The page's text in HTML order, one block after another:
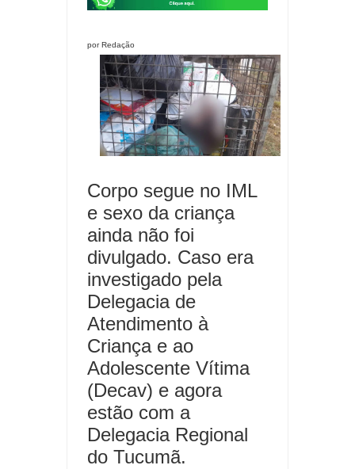
por Redação
Corpo segue no IML
e sexo da criança
ainda não foi
divulgado. Caso era
investigado pela
Delegacia de
Atendimento à
Criança e ao
Adolescente Vítima
(Decav) e agora
estão com a
Delegacia Regional
do Tucumã.